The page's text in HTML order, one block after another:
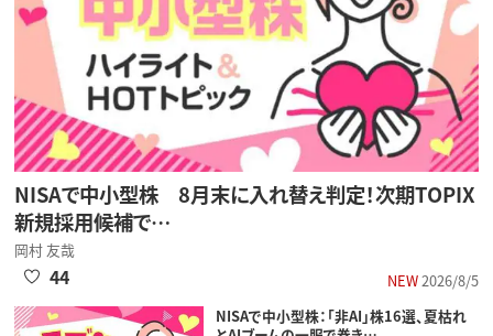
NISAで中小型株 8月末に入れ替え判定！次期TOPIX
新規採用候補で…
岡村 友哉
NEW2026/8/5
44
NISAで中小型株：「非AI」株16選、夏枯れ